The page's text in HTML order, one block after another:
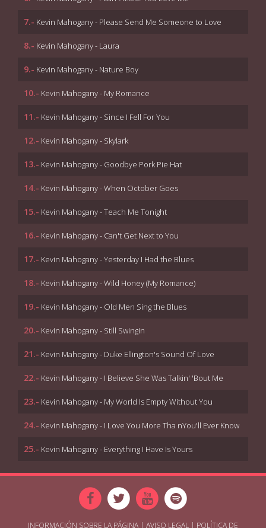
7.- Kevin Mahogany - Please Send Me Someone to Love
8.- Kevin Mahogany - Laura
9.- Kevin Mahogany - Nature Boy
10.- Kevin Mahogany - My Romance
11.- Kevin Mahogany - Since I Fell For You
12.- Kevin Mahogany - Skylark
13.- Kevin Mahogany - Goodbye Pork Pie Hat
14.- Kevin Mahogany - When October Goes
15.- Kevin Mahogany - Teach Me Tonight
16.- Kevin Mahogany - Can't Get Next to You
17.- Kevin Mahogany - Yesterday I Had the Blues
18.- Kevin Mahogany - Wild Honey (My Romance)
19.- Kevin Mahogany - Old Men Sing the Blues
20.- Kevin Mahogany - Still Swingin
21.- Kevin Mahogany - Duke Ellington's Sound Of Love
22.- Kevin Mahogany - I Believe She Was Talkin' 'Bout Me
23.- Kevin Mahogany - My World Is Empty Without You
24.- Kevin Mahogany - I Love You More Tha nYou'll Ever Know
25.- Kevin Mahogany - Everything I Have Is Yours
INFORMACIÓN SOBRE LA PÁGINA | AVISO LEGAL | POLÍTICA DE